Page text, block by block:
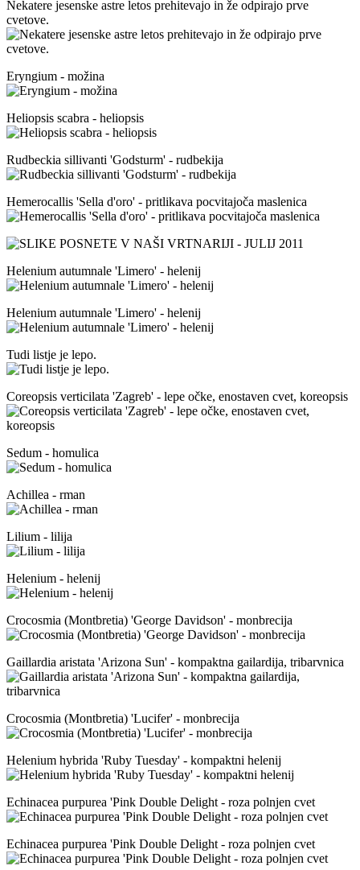
Nekatere jesenske astre letos prehitevajo in že odpirajo prve
cvetove.
Eryngium - možina
Heliopsis scabra - heliopsis
Rudbeckia sillivanti 'Godsturm' - rudbekija
Hemerocallis 'Sella d'oro' - pritlikava pocvitajoča maslenica
Helenium autumnale 'Limero' - helenij
Helenium autumnale 'Limero' - helenij
Tudi listje je lepo.
Coreopsis verticilata 'Zagreb' - lepe očke, enostaven cvet, koreopsis
Sedum - homulica
Achillea - rman
Lilium - lilija
Helenium - helenij
Crocosmia (Montbretia) 'George Davidson' - monbrecija
Gaillardia aristata 'Arizona Sun' - kompaktna gailardija, tribarvnica
Crocosmia (Montbretia) 'Lucifer' - monbrecija
Helenium hybrida 'Ruby Tuesday' - kompaktni helenij
Echinacea purpurea 'Pink Double Delight - roza polnjen cvet
Echinacea purpurea 'Pink Double Delight - roza polnjen cvet